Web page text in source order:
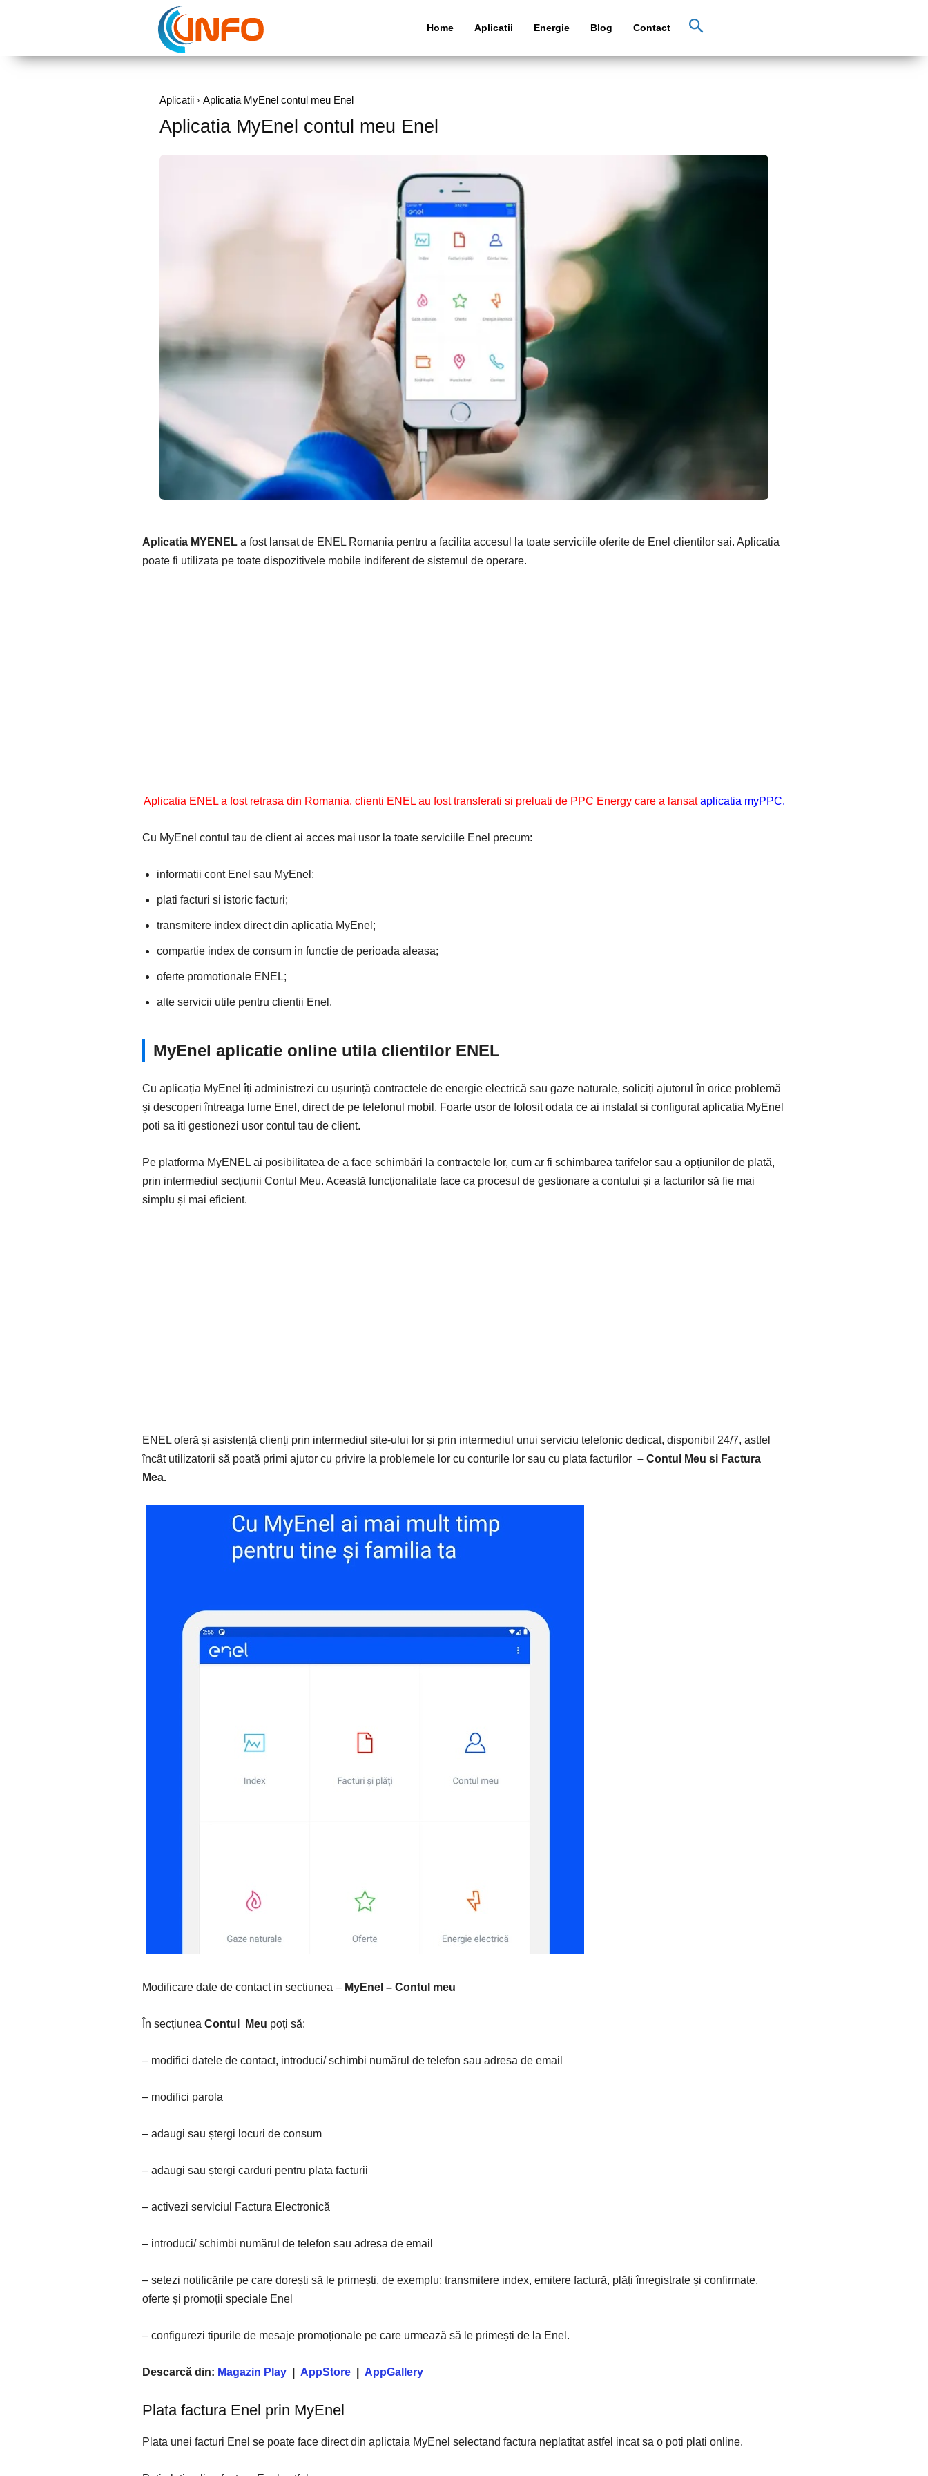
Home Aplicatii Energie Blog Contact
Aplicatii Aplicatia MyEnel contul meu Enel
Aplicatia MyEnel contul meu Enel
Aplicatia MYENEL a fost lansat de ENEL Romania pentru a facilita accesul la toate serviciile oferite de Enel clientilor sai. Aplicatia
poate fi utilizata pe toate dispozitivele mobile indiferent de sistemul de operare.
Aplicatia ENEL a fost retrasa din Romania, clienti ENEL au fost transferati si preluati de PPC Energy care a lansataplicatia myPPC.
Cu MyEnel contul tau de client ai acces mai usor la toate serviciile Enel precum:
informatii cont Enel sau MyEnel;
plati facturi si istoric facturi;
transmitere index direct din aplicatia MyEnel;
compartie index de consum in functie de perioada aleasa;
oferte promotionale ENEL;
alte servicii utile pentru clientii Enel.
MyEnel aplicatie online utila clientilor ENEL
Cu aplicația MyEnel îți administrezi cu ușurință contractele de energie electrică sau gaze naturale, soliciți ajutorul în orice problemă
și descoperi întreaga lume Enel, direct de pe telefonul mobil. Foarte usor de folosit odata ce ai instalat si configurat aplicatia MyEnel
poti sa iti gestionezi usor contul tau de client.
Pe platforma MyENEL ai posibilitatea de a face schimbări la contractele lor, cum ar fi schimbarea tarifelor sau a opțiunilor de plată,
prin intermediul secțiunii Contul Meu. Această funcționalitate face ca procesul de gestionare a contului și a facturilor să fie mai
simplu și mai eficient.
ENEL oferă și asistență clienți prin intermediul site-ului lor și prin intermediul unui serviciu telefonic dedicat, disponibil 24/7, astfel
încât utilizatorii să poată primi ajutor cu privire la problemele lor cu conturile lor sau cu plata facturilor – Contul Meu si Factura
Mea.
Modificare date de contact in sectiunea – MyEnel – Contul meu
În secțiunea Contul Meu poți să:
– modifici datele de contact, introduci/ schimbi numărul de telefon sau adresa de email
– modifici parola
– adaugi sau ștergi locuri de consum
– adaugi sau ștergi carduri pentru plata facturii
– activezi serviciul Factura Electronică
– introduci/ schimbi numărul de telefon sau adresa de email
– setezi notificările pe care dorești să le primești, de exemplu: transmitere index, emitere factură, plăți înregistrate și confirmate,
oferte și promoții speciale Enel
– configurezi tipurile de mesaje promoționale pe care urmează să le primești de la Enel.
Descarcă din: Magazin Play AppStore AppGallery
Plata factura Enel prin MyEnel
Plata unei facturi Enel se poate face direct din aplictaia MyEnel selectand factura neplatitat astfel incat sa o poti plati online.